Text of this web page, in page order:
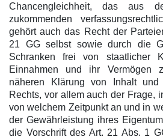
Chancengleichheit, das aus
zukommenden
gehört auch das Recht der
21 GG selbst sowie durch die
Schranken frei von staatlicher
Einnahmen und ihr Vermögen
näheren Klärung von Inhalt und
Rechts, vor allem auch der Frage,
von welchem Zeitpunkt an und in
der Gewährleistung ihres
die Vorschrift des Art. 21 Abs. 1